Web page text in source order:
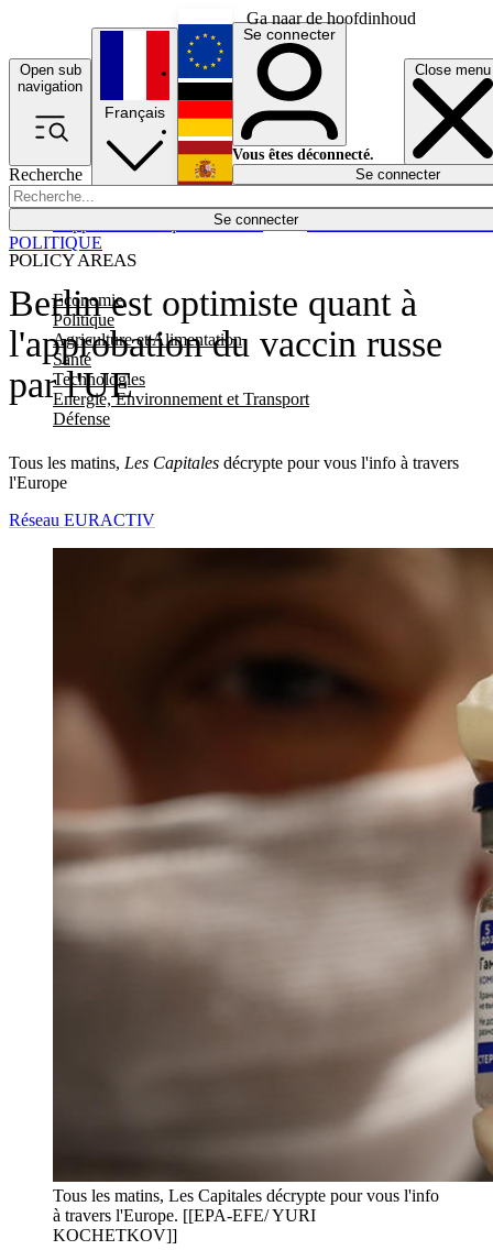
Ga naar de hoofdinhoud
Open sub
navigation
Close menu
Recherche
Se connecter
POLICY AREAS
Economie
Politique
Agriculture et Alimentation
Santé
Technologies
Energie, Environnement et Transport
Défense
Économie
Français
English
Deutsch
Español
Se connecter
Vous êtes déconnecté.
Se connecter
Berlin est optimiste quant à
l'approbation du vaccin russe
par l'UE
Tous les matins, Les Capitales décrypte pour vous l'info à travers
l'Europe
POLITIQUE
Réseau EURACTIV
Tous les matins, Les Capitales décrypte pour vous l'info
à travers l'Europe. [[EPA-EFE/ YURI
KOCHETKOV]]